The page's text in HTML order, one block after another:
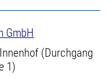
GmbH
(Durchgang
1)